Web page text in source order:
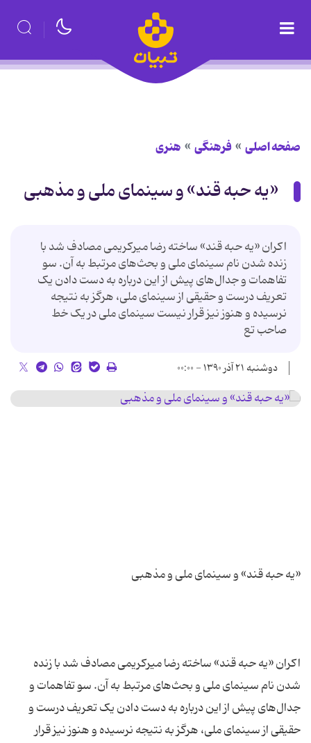
صفحه اصلی فرهنگی هنری
«یه حبه قند» و سینمای ملی و مذهبی
اکران «یه حبه قند» ساخته رضا میرکریمی مصادف شد با
زنده شدن نام سینمای ملی و بحث‌های مرتبط به آن. سو
تفاهمات و جدال‌های پیش از این درباره به دست دادن یک
تعریف درست و حقیقی از سینمای ملی، هرگز به نتیجه
نرسیده و هنوز نیز قرار نیست سینمای ملی در یک خط
صاحب تع
دوشنبه ۲۱ آذر ۱۳۹۰ - ۰۰:۰۰
اکران «یه حبه قند» ساخته رضا میرکریمی مصادف شد با زنده
شدن نام سینمای ملی و بحث‌های مرتبط به آن. سو تفاهمات و
جدال‌های پیش از این درباره به دست دادن یک تعریف درست و
حقیقی از سینمای ملی، هرگز به نتیجه نرسیده و هنوز نیز قرار